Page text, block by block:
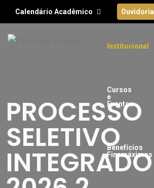
Calendário Acadêmico Ouvidoria
Institucional
Cursos
e
Eventos
Benefícios
Finamáximos
PROCESSO
SELETIVO
INTEGRADO